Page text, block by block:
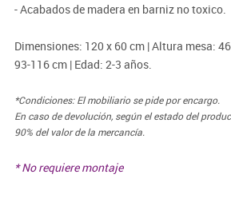
- Acabados de madera en barniz no toxico.
Dimensiones: 120 x 60 cm | Altura mesa:
93-116 cm | Edad: 2-3 años.
*Condiciones: El mobiliario se pide por encargo.
En caso de devolución, según el estado del
90% del valor de la mercancía.
* No requiere montaje